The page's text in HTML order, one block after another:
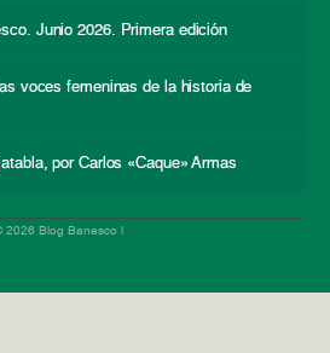
Junio 2026. Primera edición
voces femeninas de la historia de
por Carlos «Caque» Armas
2026 Blog Banesco |